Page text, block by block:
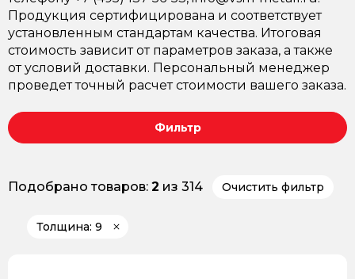
Продукция сертифицирована и соответствует
установленным стандартам качества. Итоговая
стоимость зависит от параметров заказа, а также
от условий доставки. Персональный менеджер
проведет точный расчет стоимости вашего заказа.
Фильтр
Подобрано товаров: 2 из 314 Очистить фильтр
Толщина: 9